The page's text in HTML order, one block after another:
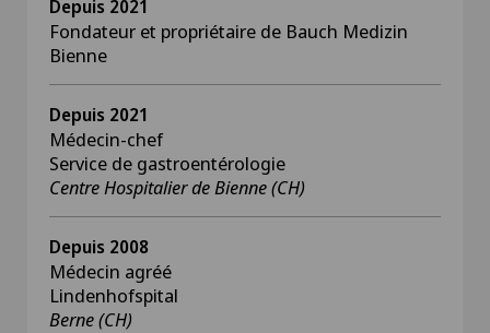
Depuis 2021
Fondateur et propriétaire de Bauch Medizin
Bienne
Depuis 2021
Médecin-chef
Service de gastroentérologie
Centre Hospitalier de Bienne (CH)
Depuis 2008
Médecin agréé
Lindenhofspital
Berne (CH)